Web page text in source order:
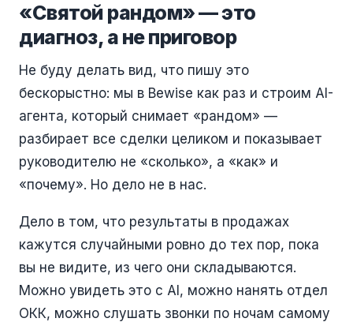
«Святой рандом» — это
диагноз, а не приговор
Не буду делать вид, что пишу это
бескорыстно: мы в Bewise как раз и строим AI-
агента, который снимает «рандом» —
разбирает все сделки целиком и показывает
руководителю не «сколько», а «как» и
«почему». Но дело не в нас.
Дело в том, что результаты в продажах
кажутся случайными ровно до тех пор, пока
вы не видите, из чего они складываются.
Можно увидеть это с AI, можно нанять отдел
ОКК, можно слушать звонки по ночам самому